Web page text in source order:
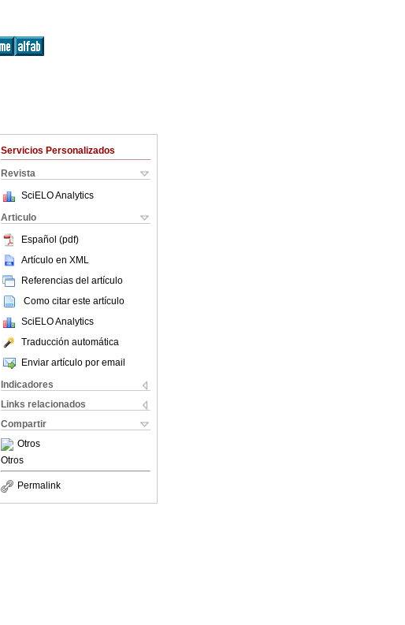
Servicios Personalizados
Revista
SciELO Analytics
Articulo
Español (pdf)
Artículo en XML
Referencias del artículo
Como citar este artículo
SciELO Analytics
Traducción automática
Enviar artículo por email
Indicadores
Links relacionados
Compartir
Otros
Otros
Permalink